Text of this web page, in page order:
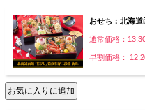
おせち：北海道
通常価格：
早割価格：